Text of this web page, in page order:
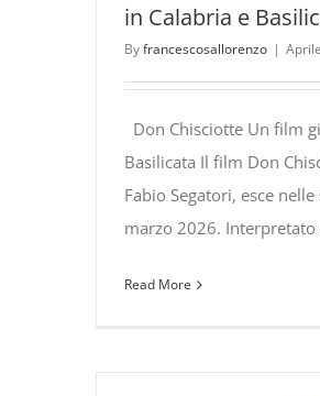
in Calabria e
Byfrancescosallorenzo |
Don Chisciotte Un film
Basilicata Il film Don
Fabio Segatori, esce
marzo 2026. Interpretato
Read More